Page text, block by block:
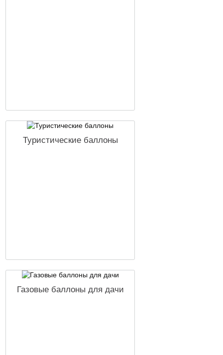
Туристические баллоны
Газовые баллоны для дачи